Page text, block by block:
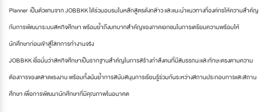
Planner เป็นตัวแทนจาก JOBBKK ได้ร่วมอบรมในหลักสูตรดังกล่าว และแนะนำแนวทางที่องค์กรให้ความสำคัญ
กับการพัฒนาระบบสหกิจศึกษา พร้อมย้ำถึงบทบาทสำคัญของภาคเอกชนในการเตรียมความพร้อมให้
นักศึกษาก่อนเข้าสู่โลกการทำงานจริง
JOBBKK เชื่อมั่นว่าสหกิจศึกษาเป็นรากฐานสำคัญในการสร้างกำลังคนที่มีสมรรถนะและทักษะตรงตามความ
ต้องการของตลาดแรงงาน พร้อมทั้งเน้นย้ำการสนับสนุนการเรียนรู้ร่วมกันระหว่างสถานประกอบการและสถาน
ศึกษา เพื่อการพัฒนานักศึกษาที่มีคุณภาพในอนาคต